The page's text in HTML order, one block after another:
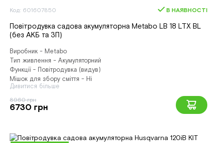
Код: 601607850 В НАЯВНОСТІ
Повітродувка садова акумуляторна Metabo LB 18 LTX BL
(без АКБ та ЗП)
Виробник - Metabo
Тип живлення - Акумуляторний
Функції - Повітродувка (видув)
Мішок для збору сміття - Ні
Дивитися більше
8960 грн
6730 грн